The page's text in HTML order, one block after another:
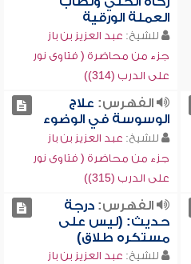
العملة الورقية
للشيخ: عبد العزيز بن باز
جزء من محاضرة ( فتاوى نور
على الدرب (314))
الفهرس: علاج
الوسوسة في الوضوء
للشيخ: عبد العزيز بن باز
جزء من محاضرة ( فتاوى نور
على الدرب (315))
الفهرس:درجة
حديث: (ليس على
مستكره طلاق)
للشيخ: عبد العزيز بن باز